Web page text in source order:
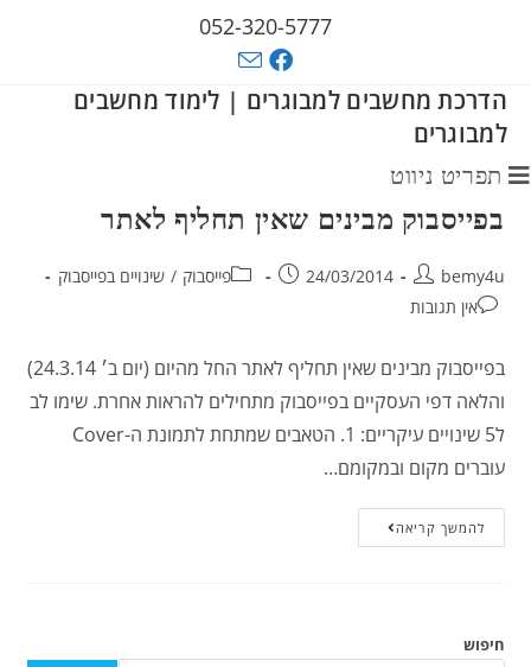
052-320-5777
הדרכת מחשבים למבוגרים | לימוד מחשבים
למבוגרים
תפריט ניווט
בפייסבוק מבינים שאין תחליף לאתר
bemy4u
24/03/2014 פייסבוק / שינויים בפייסבוק
אין תגובות
בפייסבוק מבינים שאין תחליף לאתר החל מהיום (יום ב׳ 24.3.14)
והלאה דפי העסקיים בפייסבוק מתחילים להראות אחרת. שימו לב
ל5 שינויים עיקריים: 1. הטאבים שמתחת לתמונת ה-Cover
עוברים מקום ובמקומם…
להמשך קריאה
חיפוש